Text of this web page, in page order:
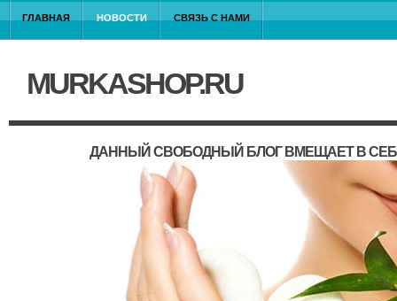
ГЛАВНАЯ НОВОСТИ СВЯЗЬ С НАМИ
MURKASHOP.RU
ДАННЫЙ СВОБОДНЫЙ БЛОГ ВМЕЩАЕТ В